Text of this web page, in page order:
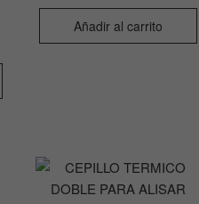
Añadir al carrito